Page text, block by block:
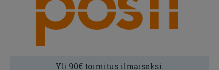
Yli 90€ toimitus ilmaiseksi.